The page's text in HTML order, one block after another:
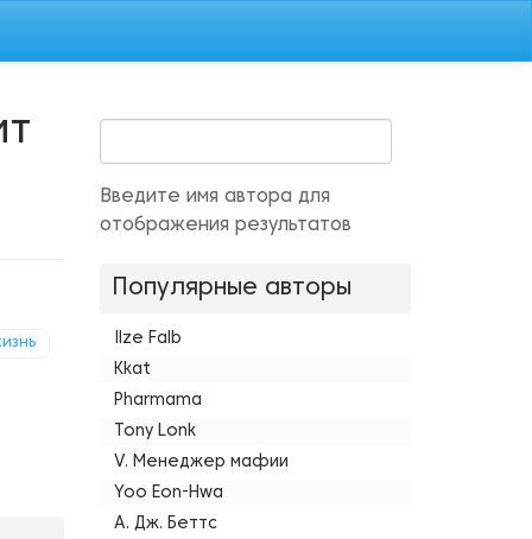
Введите имя автора для
отображения результатов
Популярные авторы
Ilze Falb
Kkat
Pharmama
Tony Lonk
V. Менеджер мафии
Yoo Eon-Hwa
А. Дж. Беттс